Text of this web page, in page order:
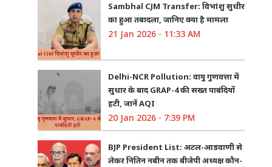
Sambhal CJM Transfer: विभांशु सुधीर
का हुआ तबादला, जानिए क्या है मामला
21 Jan 2026 - 11:33 AM
Delhi-NCR Pollution: वायु गुणवत्ता में
सुधार के बाद GRAP-4 की सख्त पाबंदियों
हटी, जानें AQI
20 Jan 2026 - 7:39 PM
BJP President List: अटल-आडवाणी से
लेकर नितिन नबीन तक बीजेपी अध्यक्ष कौन-